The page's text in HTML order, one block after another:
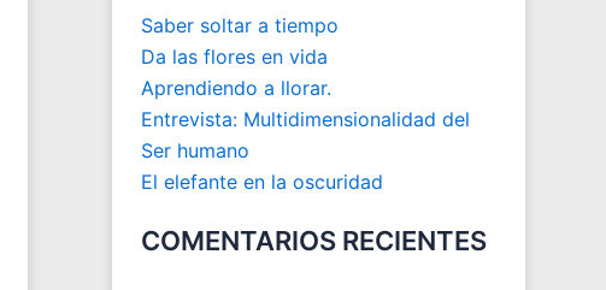
Saber soltar a tiempo
Da las flores en vida
Aprendiendo a llorar.
Entrevista: Multidimensionalidad del
Ser humano
El elefante en la oscuridad
COMENTARIOS RECIENTES